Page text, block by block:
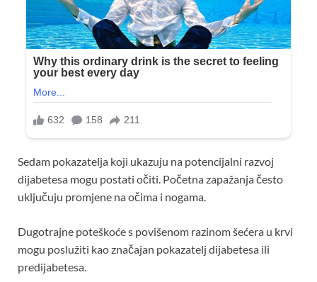
Sedam pokazatelja koji ukazuju na potencijalni razvoj
dijabetesa mogu postati očiti. Početna zapažanja često
uključuju promjene na očima i nogama.
Dugotrajne poteškoće s povišenom razinom šećera u krvi
mogu poslužiti kao značajan pokazatelj dijabetesa ili
predijabetesa.